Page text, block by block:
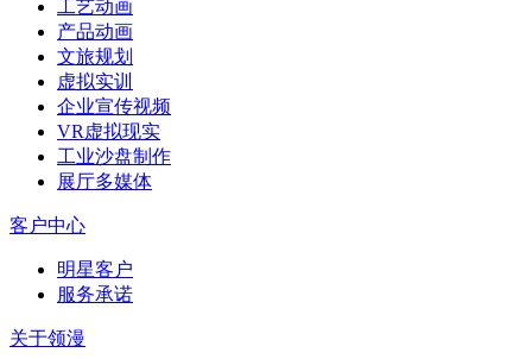
工艺动画
产品动画
文旅规划
虚拟实训
企业宣传视频
VR虚拟现实
工业沙盘制作
展厅多媒体
客户中心
明星客户
服务承诺
关于领漫